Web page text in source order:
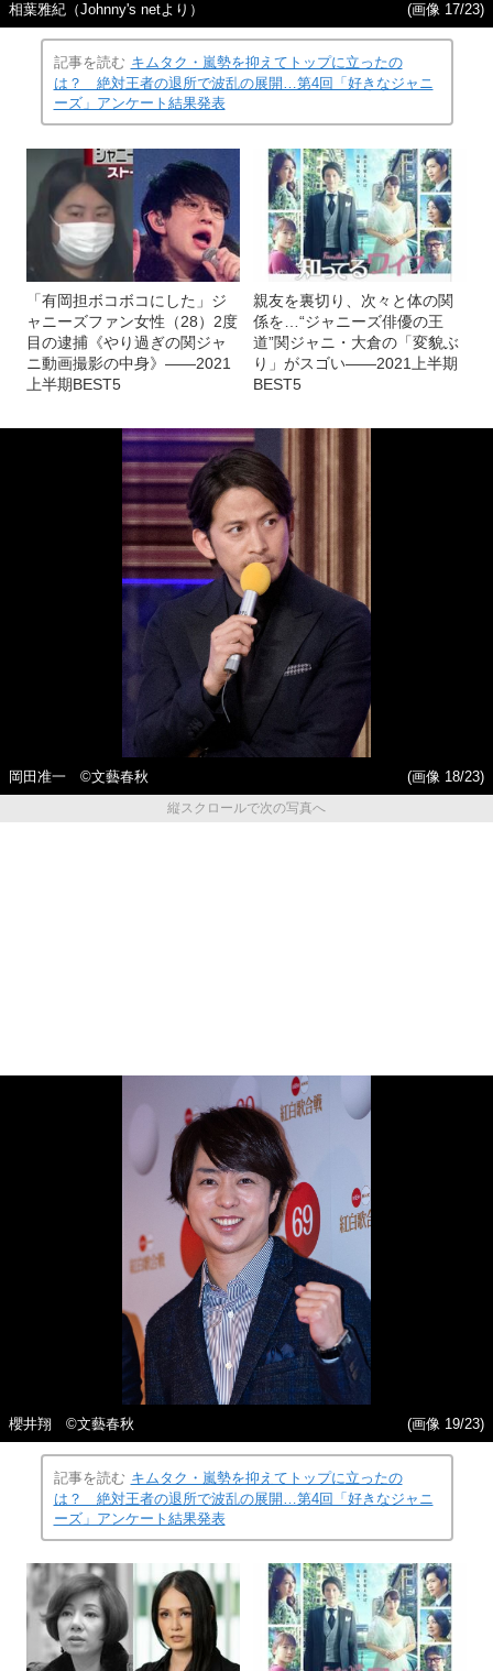
相葉雅紀（Johnny's netより） (画像 17/23)
記事を読む キムタク・嵐勢を抑えてトップに立ったの
は？ 絶対王者の退所で波乱の展開…第4回「好きなジャニ
ーズ」アンケート結果発表
「有岡担ボコボコにした」ジ
ャニーズファン女性（28）2度
目の逮捕《やり過ぎの関ジャ
ニ動画撮影の中身》――2021
上半期BEST5
親友を裏切り、次々と体の関
係を…“ジャニーズ俳優の王
道”関ジャニ・大倉の「変貌ぶ
り」がスゴい――2021上半期
BEST5
岡田准一 ©文藝春秋
(画像 18/23)
縦スクロールで次の写真へ
櫻井翔 ©文藝春秋 (画像 19/23)
記事を読む キムタク・嵐勢を抑えてトップに立ったの
は？ 絶対王者の退所で波乱の展開…第4回「好きなジャニ
ーズ」アンケート結果発表